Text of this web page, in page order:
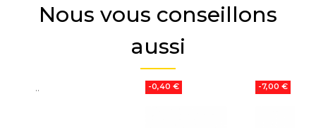
Nous vous conseillons
aussi
.. ..-0,40 € ..-7,00 €